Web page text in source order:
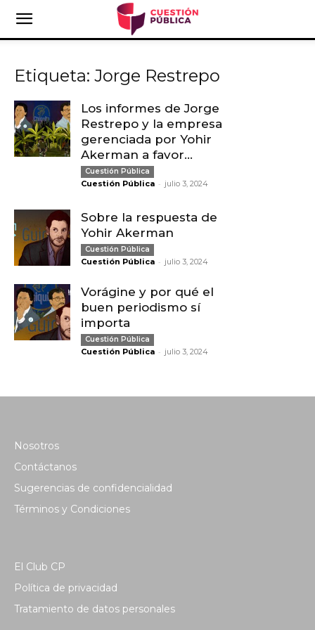
Etiqueta: Jorge Restrepo
Los informes de Jorge
Restrepo y la empresa
gerenciada por Yohir
Akerman a favor...
Cuestión Pública
Cuestión Pública - julio 3, 2024
Sobre la respuesta de
Yohir Akerman
Cuestión Pública
Cuestión Pública - julio 3, 2024
Vorágine y por qué el
buen periodismo sí
importa
Cuestión Pública
Cuestión Pública - julio 3, 2024
Nosotros
Contáctanos
Sugerencias de confidencialidad
Términos y Condiciones
El Club CP
Política de privacidad
Tratamiento de datos personales